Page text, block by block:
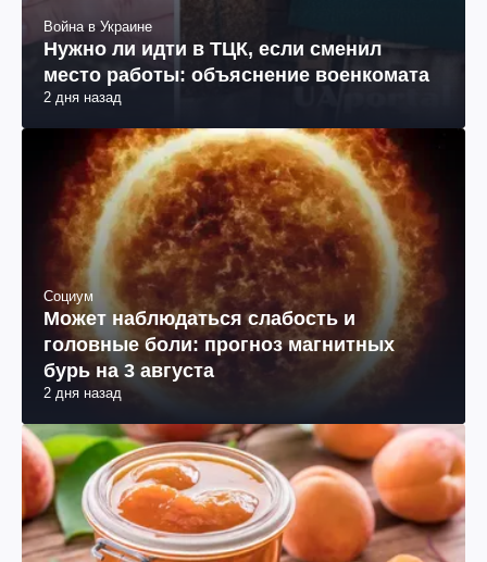
Война в Украине
Нужно ли идти в ТЦК, если сменил
место работы: объяснение военкомата
2 дня назад
Социум
Может наблюдаться слабость и
головные боли: прогноз магнитных
бурь на 3 августа
2 дня назад